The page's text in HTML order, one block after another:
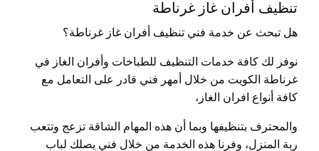
تنظيف أفران غاز غرناطة
هل تبحث عن خدمة فني تنظيف أفران غاز غرناطة؟
نوفر لك كافة خدمات التنظيف للطباخات وأفران الغاز في
غرناطة الكويت من خلال أمهر فني قادر على التعامل مع
كافة أنواع افران الغاز،
والمحترف بتنظيفها وبما أن هذه المهام الشاقة تزعج وتتعب
ربة المنزل، وفرنا هذه الخدمة من خلال فني يصلك لباب